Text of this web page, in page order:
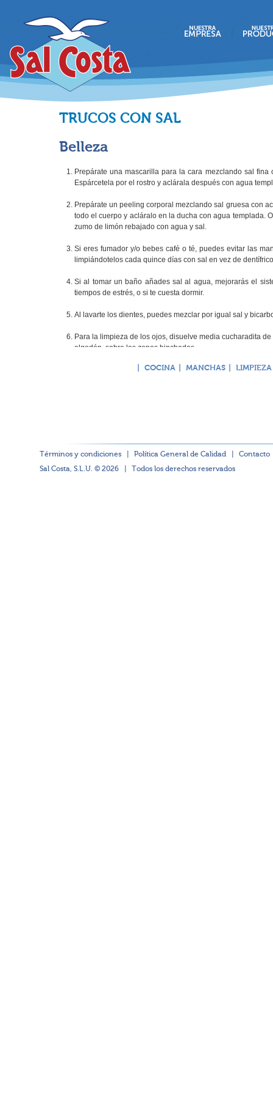
TRUCOS CON SAL
Belleza
Prepárate una mascarilla para la cara mezclando sal fina
Espárcetela por el rostro y aclárala después con agua
Prepárate un peeling corporal mezclando sal gruesa con
todo el cuerpo y acláralo en la ducha con agua templada.
zumo de limón rebajado con agua y sal.
Si eres fumador y/o bebes café o té, puedes evitar las
limpiándotelos cada quince días con sal en vez de
Si al tomar un baño añades sal al agua, mejorarás el
tiempos de estrés, o si te cuesta dormir.
Al lavarte los dientes, puedes mezclar por igual sal y
Para la limpieza de los ojos, disuelve media cucharadita
algodón, sobre las zonas hinchadas.
Si ningún champú anticaspa te da resultado, coge sal
COCINA MANCHAS LIMPIEZA
Términos y condiciones Política General de Calidad
Contacto
Sal Costa, S.L.U. © 2026
Todos los derechos reservados